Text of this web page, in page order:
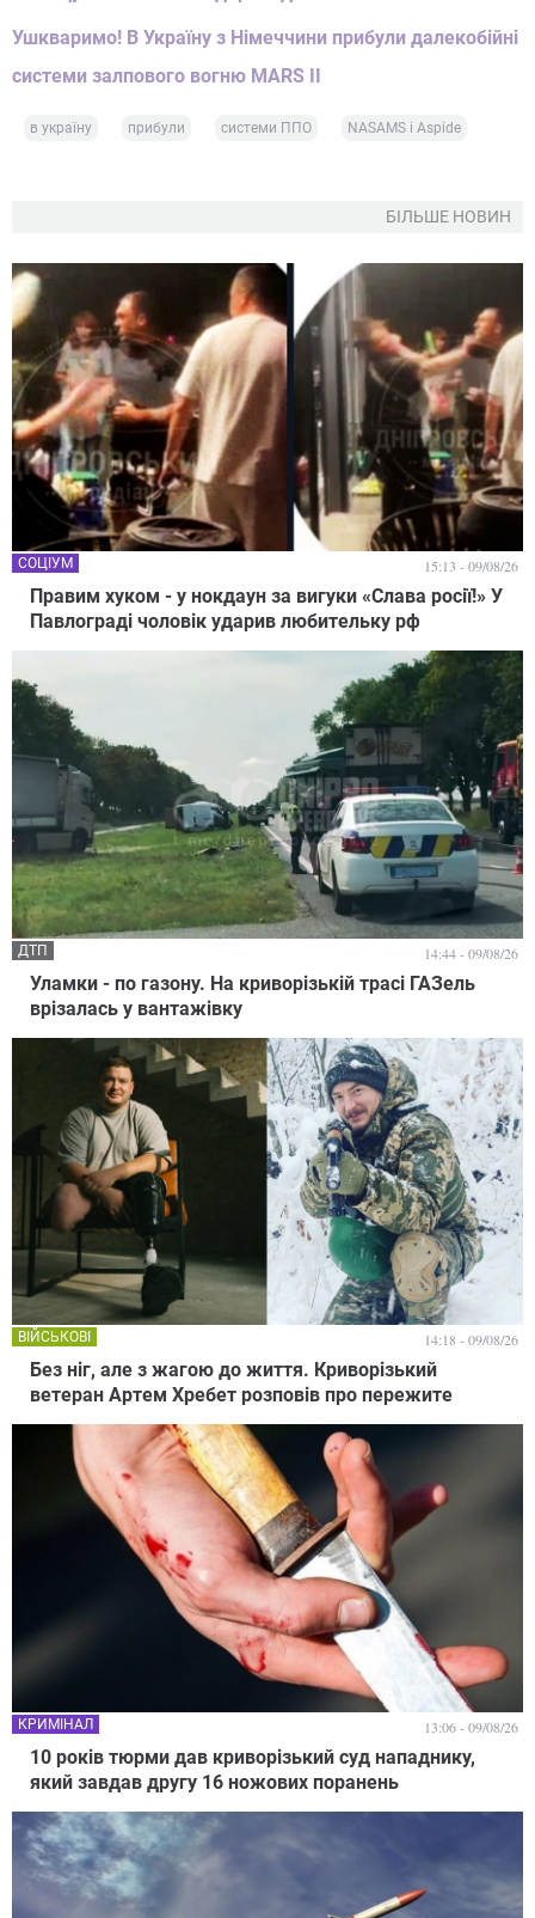
Ушкваримо! В Україну з Німеччини прибули далекобійні
системи залпового вогню MARS II
в україну прибули системи ППО NASAMS і Aspide
БІЛЬШЕ НОВИН
Правим хуком - у нокдаун за вигуки «Слава росії!» У
Павлограді чоловік ударив любительку рф
СОЦІУМ 15:13 - 09/08/26
Уламки - по газону. На криворізькій трасі ГАЗель
врізалась у вантажівку
ДТП 14:44 - 09/08/26
Без ніг, але з жагою до життя. Криворізький
ветеран Артем Хребет розповів про пережите
ВІЙСЬКОВІ 14:18 - 09/08/26
10 років тюрми дав криворізький суд нападнику,
який завдав другу 16 ножових поранень
КРИМІНАЛ 13:06 - 09/08/26